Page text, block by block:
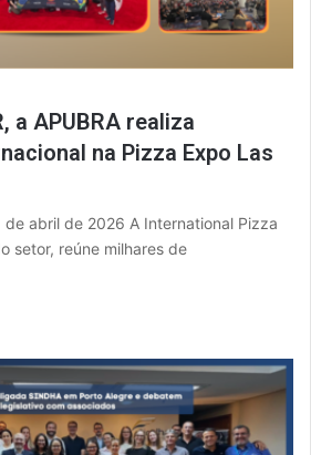
a APUBRA realiza
na Pizza Expo Las
abril de 2026 A International Pizza
setor, reúne milhares de